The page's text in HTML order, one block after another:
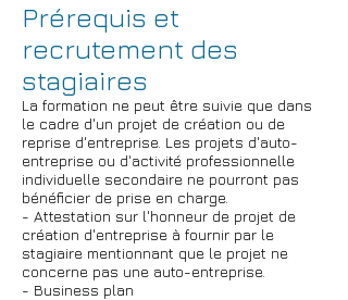
Prérequis et
recrutement des
stagiaires
La formation ne peut être suivie que dans
le cadre d'un projet de création ou de
reprise d'entreprise. Les projets d'auto-
entreprise ou d'activité professionnelle
individuelle secondaire ne pourront pas
bénéficier de prise en charge.
- Attestation sur l'honneur de projet de
création d'entreprise à fournir par le
stagiaire mentionnant que le projet ne
concerne pas une auto-entreprise.
- Business plan